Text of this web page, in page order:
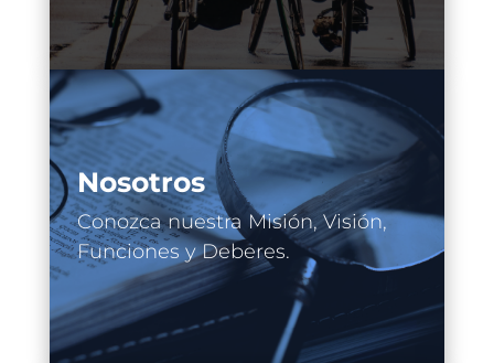
Nosotros
Conozca nuestra Misión, Visión,
Funciones y Deberes.